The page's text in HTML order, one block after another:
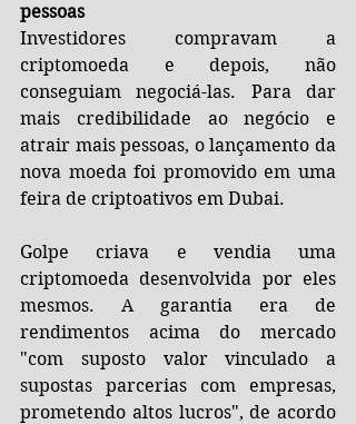
pessoas
Investidores compravam a
criptomoeda e depois, não
conseguiam negociá-las. Para dar
mais credibilidade ao negócio e
atrair mais pessoas, o lançamento da
nova moeda foi promovido em uma
feira de criptoativos em Dubai.
Golpe criava e vendia uma
criptomoeda desenvolvida por eles
mesmos. A garantia era de
rendimentos acima do mercado
"com suposto valor vinculado a
supostas parcerias com empresas,
prometendo altos lucros", de acordo